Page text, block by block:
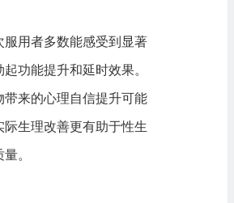
服用者多数能感受到显著
起功能提升和延时效果。
带来的心理自信提升可能
际生理改善更有助于性生
。